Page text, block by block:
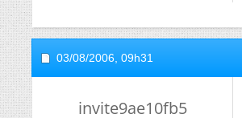
03/08/2006, 09h31
invite9ae10fb5